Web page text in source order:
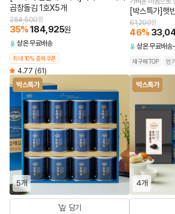
곱창돌김 1호X5개
284,500원
35%184,925원
상온무료배송
최대 10% 중복쿠폰
4.77 (61)
[박스특가]햇
61,200원
46%
상온무료배송
재구매TOP 인
박스특가
5개
담기
박스특가
4개